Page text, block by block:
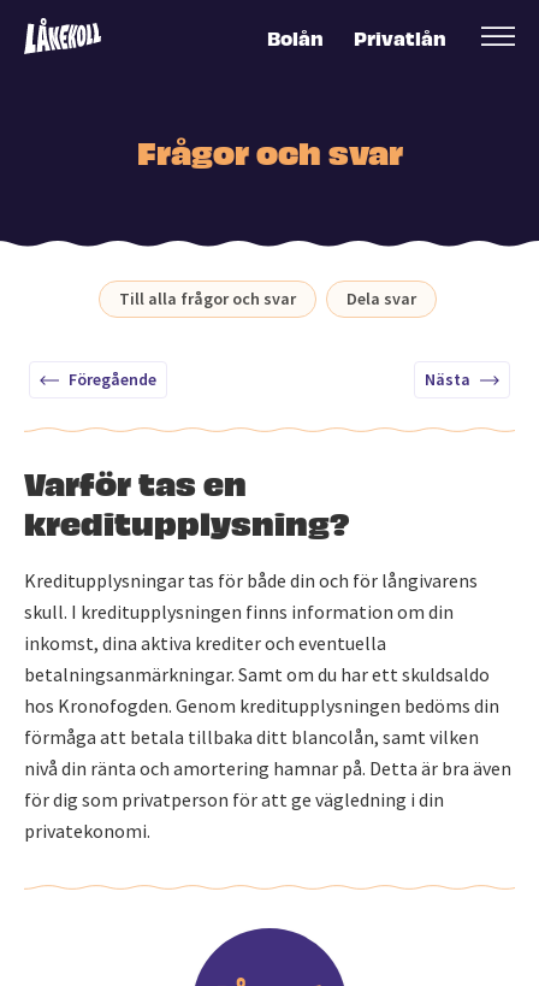
Bolån Privatlån
Frågor och svar
Till alla frågor och svar Dela svar
Föregående Nästa
Varför tas en
kreditupplysning?
Kreditupplysningar tas för både din och för långivarens
skull. I kreditupplysningen finns information om din
inkomst, dina aktiva krediter och eventuella
betalningsanmärkningar. Samt om du har ett skuldsaldo
hos Kronofogden. Genom kreditupplysningen bedöms din
förmåga att betala tillbaka ditt blancolån, samt vilken
nivå din ränta och amortering hamnar på. Detta är bra även
för dig som privatperson för att ge vägledning i din
privatekonomi.